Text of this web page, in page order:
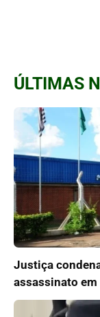
ÚLTIMAS
Justiça
assassinato